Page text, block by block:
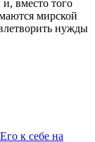
вместо того
мирской
нужды